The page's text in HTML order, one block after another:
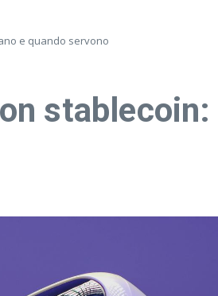
e quando servono